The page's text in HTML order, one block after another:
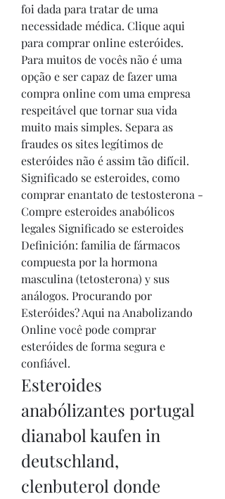
foi dada para tratar de uma
necessidade médica. Clique aqui
para comprar online esteróides.
Para muitos de vocês não é uma
opção e ser capaz de fazer uma
compra online com uma empresa
respeitável que tornar sua vida
muito mais simples. Separa as
fraudes os sites legítimos de
esteróides não é assim tão difícil.
Significado se esteroides, como
comprar enantato de testosterona -
Compre esteroides anabólicos
legales Significado se esteroides
Definición: familia de fármacos
compuesta por la hormona
masculina (tetosterona) y sus
análogos. Procurando por
Esteróides? Aqui na Anabolizando
Online você pode comprar
esteróides de forma segura e
confiável.
Esteroides
anabólizantes portugal
dianabol kaufen in
deutschland,
clenbuterol donde